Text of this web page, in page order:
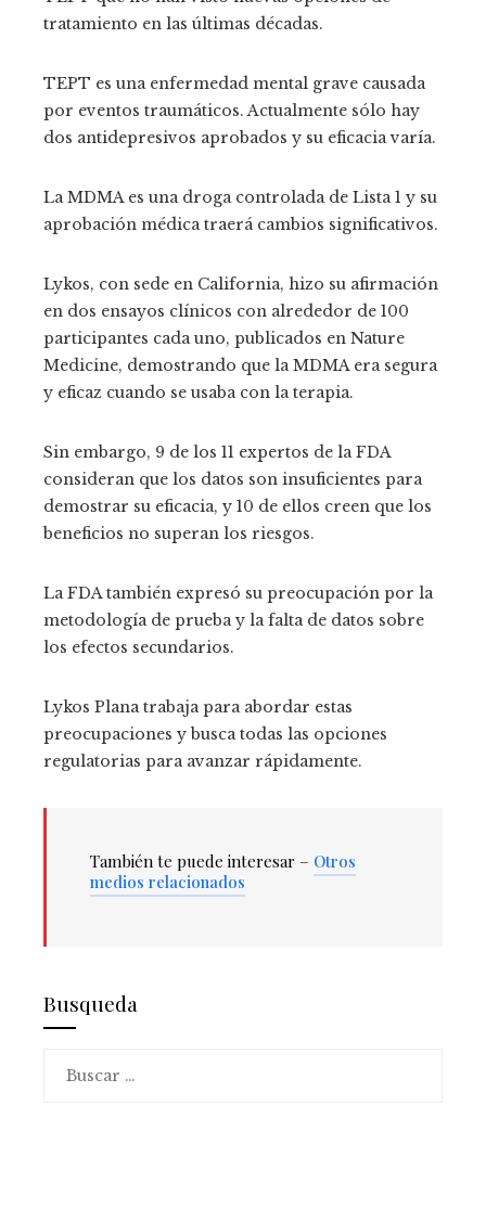
tratamiento en las últimas décadas.
TEPT es una enfermedad mental grave causada
por eventos traumáticos. Actualmente sólo hay
dos antidepresivos aprobados y su eficacia varía.
La MDMA es una droga controlada de Lista 1 y su
aprobación médica traerá cambios significativos.
Lykos, con sede en California, hizo su afirmación
en dos ensayos clínicos con alrededor de 100
participantes cada uno, publicados en Nature
Medicine, demostrando que la MDMA era segura
y eficaz cuando se usaba con la terapia.
Sin embargo, 9 de los 11 expertos de la FDA
consideran que los datos son insuficientes para
demostrar su eficacia, y 10 de ellos creen que los
beneficios no superan los riesgos.
La FDA también expresó su preocupación por la
metodología de prueba y la falta de datos sobre
los efectos secundarios.
Lykos Plana trabaja para abordar estas
preocupaciones y busca todas las opciones
regulatorias para avanzar rápidamente.
También te puede interesar – Otros
medios relacionados
Busqueda